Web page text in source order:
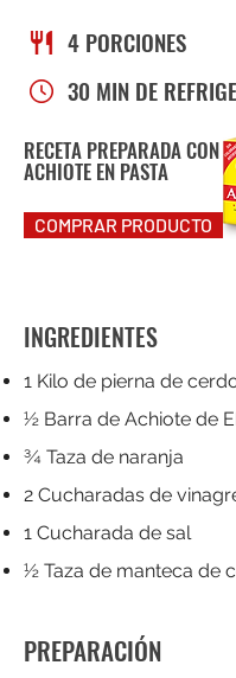
4 PORCIONES
30 MIN DE
RECETA PREPARADA CON
ACHIOTE EN PASTA
COMPRAR PRODUCTO
INGREDIENTES
1 Kilo de pierna de
½ Barra de Achiote de
¾ Taza de naranja
2 Cucharadas de
1 Cucharada de sal
½ Taza de manteca de
PREPARACIÓN